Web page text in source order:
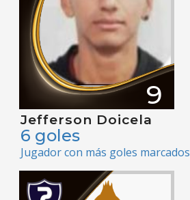
9
Jefferson Doicela
6 goles
Jugador con más goles marcados